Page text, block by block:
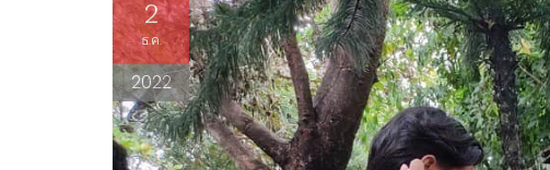
2
ธ.ค.
2022